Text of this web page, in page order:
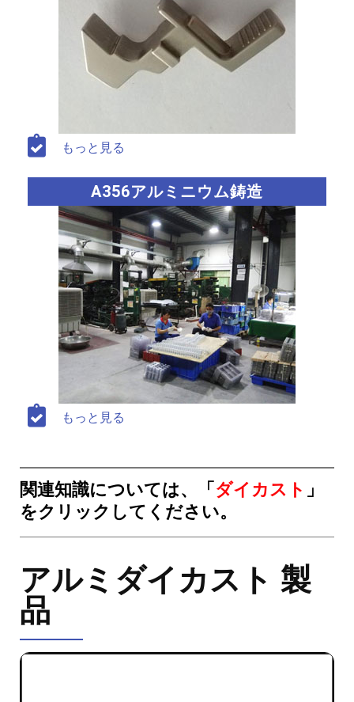
もっと見る
A356アルミニウム鋳造
もっと見る
関連知識については、「 ダイカスト 」
をクリックしてください。
アルミダイカスト 製
品